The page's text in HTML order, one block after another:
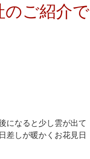
のご紹介で
になると少し雲が出て
差しが暖かくお花見日